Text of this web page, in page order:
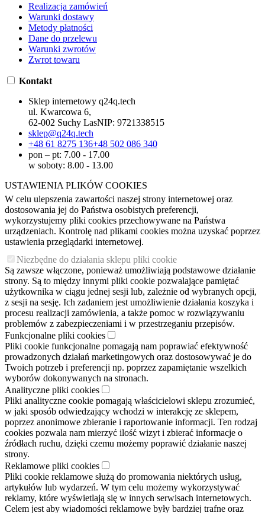
Realizacja zamówień
Warunki dostawy
Metody płatności
Dane do przelewu
Warunki zwrotów
Zwrot towaru
Kontakt
Sklep internetowy q24q.tech
ul. Kwarcowa 6,
62-002 Suchy LasNIP: 9721338515
sklep@q24q.tech
+48 61 8275 136+48 502 086 340
pon – pt: 7.00 - 17.00
w soboty: 8.00 - 13.00
USTAWIENIA PLIKÓW COOKIES
W celu ulepszenia zawartości naszej strony internetowej oraz
dostosowania jej do Państwa osobistych preferencji,
wykorzystujemy pliki cookies przechowywane na Państwa
urządzeniach. Kontrolę nad plikami cookies można uzyskać poprzez
ustawienia przeglądarki internetowej.
Niezbędne do działania sklepu pliki cookie
Są zawsze włączone, ponieważ umożliwiają podstawowe działanie
strony. Są to między innymi pliki cookie pozwalające pamiętać
użytkownika w ciągu jednej sesji lub, zależnie od wybranych opcji,
z sesji na sesję. Ich zadaniem jest umożliwienie działania koszyka i
procesu realizacji zamówienia, a także pomoc w rozwiązywaniu
problemów z zabezpieczeniami i w przestrzeganiu przepisów.
Funkcjonalne pliki cookies
Pliki cookie funkcjonalne pomagają nam poprawiać efektywność
prowadzonych działań marketingowych oraz dostosowywać je do
Twoich potrzeb i preferencji np. poprzez zapamiętanie wszelkich
wyborów dokonywanych na stronach.
Analityczne pliki cookies
Pliki analityczne cookie pomagają właścicielowi sklepu zrozumieć,
w jaki sposób odwiedzający wchodzi w interakcję ze sklepem,
poprzez anonimowe zbieranie i raportowanie informacji. Ten rodzaj
cookies pozwala nam mierzyć ilość wizyt i zbierać informacje o
źródłach ruchu, dzięki czemu możemy poprawić działanie naszej
strony.
Reklamowe pliki cookies
Pliki cookie reklamowe służą do promowania niektórych usług,
artykułów lub wydarzeń. W tym celu możemy wykorzystywać
reklamy, które wyświetlają się w innych serwisach internetowych.
Celem jest aby wiadomości reklamowe były bardziej trafne oraz